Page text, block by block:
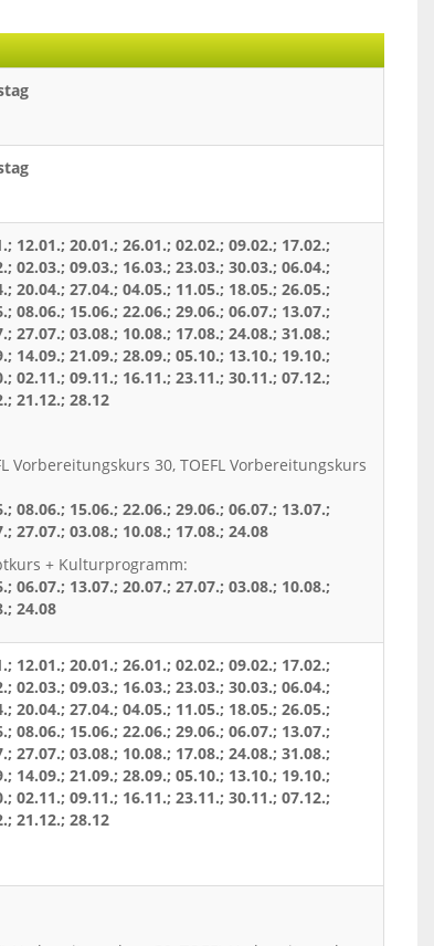
12.01.; 20.01.; 26.01.; 02.02.; 09.02.; 17.02.;
02.03.; 09.03.; 16.03.; 23.03.; 30.03.; 06.04.;
20.04.; 27.04.; 04.05.; 11.05.; 18.05.; 26.05.;
08.06.; 15.06.; 22.06.; 29.06.; 06.07.; 13.07.;
27.07.; 03.08.; 10.08.; 17.08.; 24.08.; 31.08.;
14.09.; 21.09.; 28.09.; 05.10.; 13.10.; 19.10.;
02.11.; 09.11.; 16.11.; 23.11.; 30.11.; 07.12.;
21.12.; 28.12
Vorbereitungskurs 30, TOEFL Vorbereitungskurs
08.06.; 15.06.; 22.06.; 29.06.; 06.07.; 13.07.;
27.07.; 03.08.; 10.08.; 17.08.; 24.08
+ Kulturprogramm:
06.07.; 13.07.; 20.07.; 27.07.; 03.08.; 10.08.;
24.08
12.01.; 20.01.; 26.01.; 02.02.; 09.02.; 17.02.;
02.03.; 09.03.; 16.03.; 23.03.; 30.03.; 06.04.;
20.04.; 27.04.; 04.05.; 11.05.; 18.05.; 26.05.;
08.06.; 15.06.; 22.06.; 29.06.; 06.07.; 13.07.;
27.07.; 03.08.; 10.08.; 17.08.; 24.08.; 31.08.;
14.09.; 21.09.; 28.09.; 05.10.; 13.10.; 19.10.;
02.11.; 09.11.; 16.11.; 23.11.; 30.11.; 07.12.;
21.12.; 28.12